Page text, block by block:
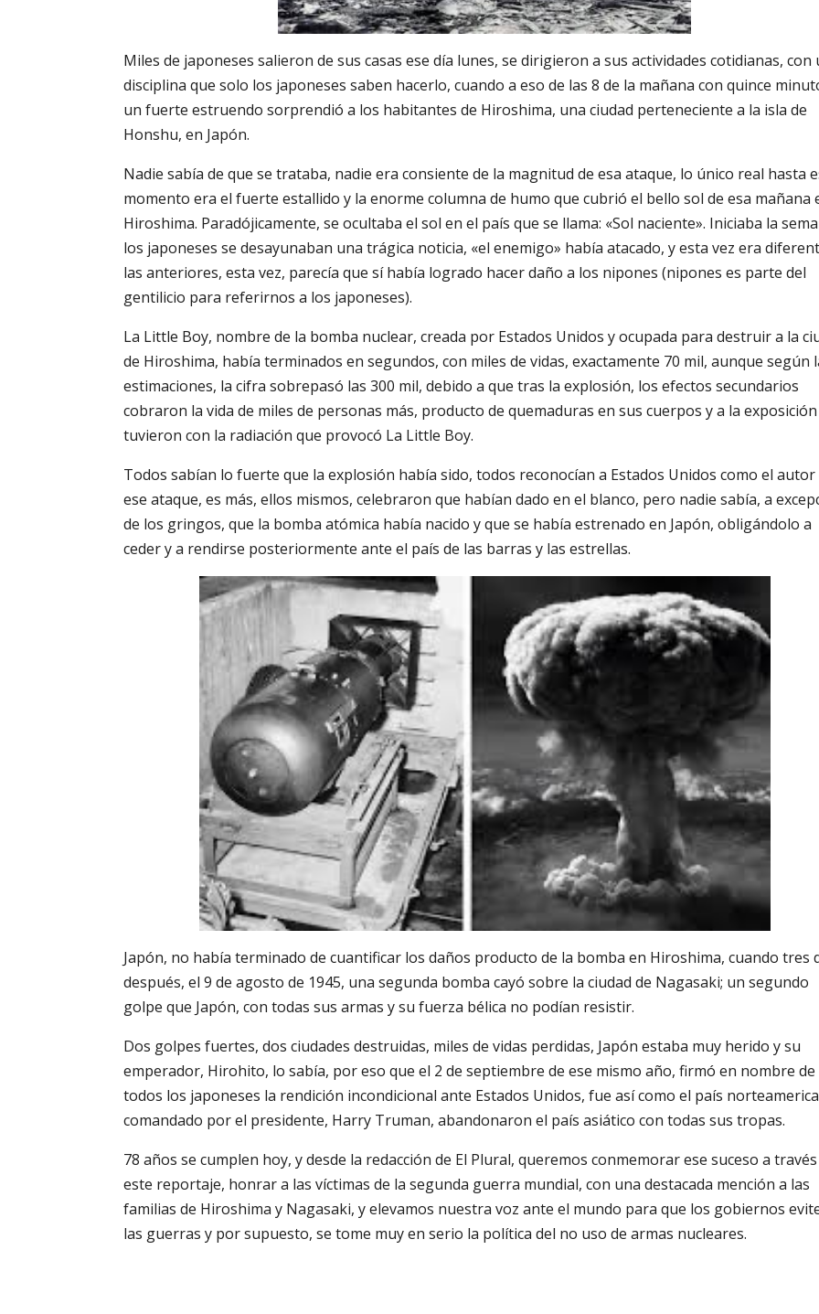
Miles de japoneses salieron de sus casas ese día lunes, se dirigieron a sus actividades cotidianas, con
disciplina que solo los japoneses saben hacerlo, cuando a eso de las 8 de la mañana con quince
un fuerte estruendo sorprendió a los habitantes de Hiroshima, una ciudad perteneciente a la isla de
Honshu, en Japón.
Nadie sabía de que se trataba, nadie era consiente de la magnitud de esa ataque, lo único real hasta
momento era el fuerte estallido y la enorme columna de humo que cubrió el bello sol de esa mañana
Hiroshima. Paradójicamente, se ocultaba el sol en el país que se llama: «Sol naciente». Iniciaba la
los japoneses se desayunaban una trágica noticia, «el enemigo» había atacado, y esta vez era
las anteriores, esta vez, parecía que sí había logrado hacer daño a los nipones (nipones es parte del
gentilicio para referirnos a los japoneses).
La Little Boy, nombre de la bomba nuclear, creada por Estados Unidos y ocupada para destruir a la
de Hiroshima, había terminados en segundos, con miles de vidas, exactamente 70 mil, aunque según
estimaciones, la cifra sobrepasó las 300 mil, debido a que tras la explosión, los efectos secundarios
cobraron la vida de miles de personas más, producto de quemaduras en sus cuerpos y a la
tuvieron con la radiación que provocó La Little Boy.
Todos sabían lo fuerte que la explosión había sido, todos reconocían a Estados Unidos como el autor
ese ataque, es más, ellos mismos, celebraron que habían dado en el blanco, pero nadie sabía, a
de los gringos, que la bomba atómica había nacido y que se había estrenado en Japón, obligándolo a
ceder y a rendirse posteriormente ante el país de las barras y las estrellas.
Japón, no había terminado de cuantificar los daños producto de la bomba en Hiroshima, cuando tres
después, el 9 de agosto de 1945, una segunda bomba cayó sobre la ciudad de Nagasaki; un segundo
golpe que Japón, con todas sus armas y su fuerza bélica no podían resistir.
Dos golpes fuertes, dos ciudades destruidas, miles de vidas perdidas, Japón estaba muy herido y su
emperador, Hirohito, lo sabía, por eso que el 2 de septiembre de ese mismo año, firmó en nombre de
todos los japoneses la rendición incondicional ante Estados Unidos, fue así como el país
comandado por el presidente, Harry Truman, abandonaron el país asiático con todas sus tropas.
78 años se cumplen hoy, y desde la redacción de El Plural, queremos conmemorar ese suceso a
este reportaje, honrar a las víctimas de la segunda guerra mundial, con una destacada mención a las
familias de Hiroshima y Nagasaki, y elevamos nuestra voz ante el mundo para que los gobiernos
las guerras y por supuesto, se tome muy en serio la política del no uso de armas nucleares.